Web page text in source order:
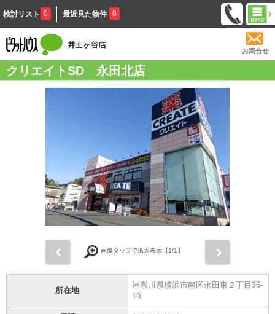
検討リスト 0 最近見た物件 0
お問合せ
クリエイトSD 永田北店
画像タップで拡大表示【1/1】
所在地
神奈川県横浜市南区永田東２丁目36-
19